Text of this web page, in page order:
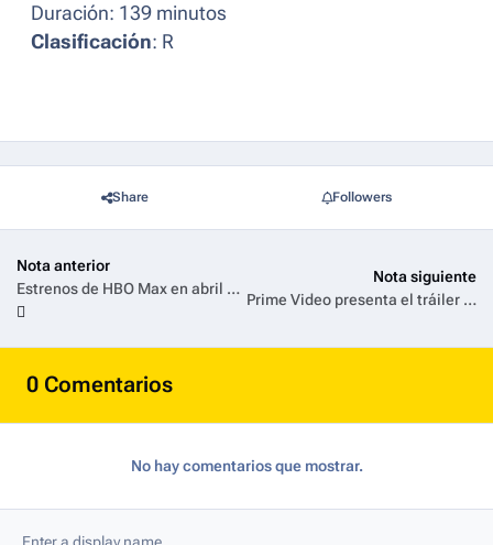
Duración: 139 minutos
Clasificación: R
Share Followers
Nota anterior
Estrenos de HBO Max en abril 2026
Nota siguiente
Prime Video presenta el tráiler de la esperada serie La Casa de los Espíritus
0 Comentarios
No hay comentarios que mostrar.